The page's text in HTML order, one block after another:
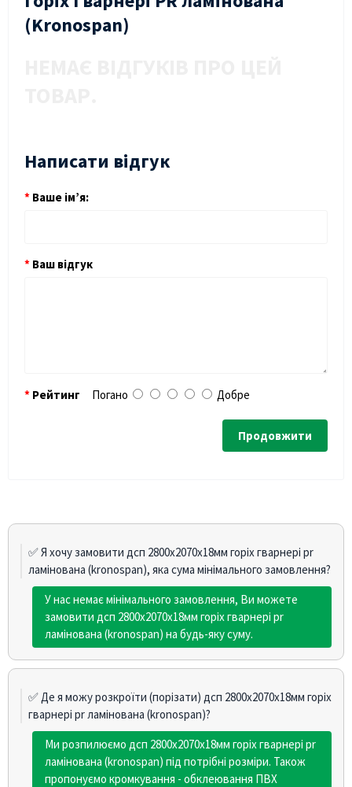
(Kronospan)
Написати відгук
Ваше ім’я:
Ваш відгук
Рейтинг Погано Добре
Продовжити
✅ Я хочу замовити дсп 2800х2070х18мм горіх гварнері pr
ламінована (kronospan), яка сума мінімального замовлення?
У нас немає мінімального замовлення, Ви можете
замовити дсп 2800х2070х18мм горіх гварнері pr
ламінована (kronospan) на будь-яку суму.
✅ Де я можу розкроїти (порізати) дсп 2800х2070х18мм горіх
гварнері pr ламінована (kronospan)?
Ми розпилюємо дсп 2800х2070х18мм горіх гварнері pr
ламінована (kronospan) під потрібні розміри. Також
пропонуємо кромкування - обклеювання ПВХ